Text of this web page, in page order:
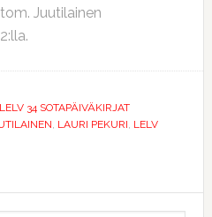
Juutilainen
LELV 34 SOTAPÄIVÄKIRJAT
, LAURI PEKURI, LELV